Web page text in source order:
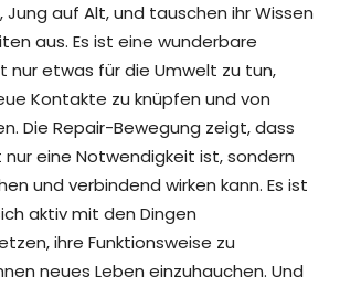
Jung auf Alt, und tauschen ihr Wissen
aus. Es ist eine wunderbare
nur etwas für die Umwelt zu tun,
Kontakte zu knüpfen und von
Die Repair-Bewegung zeigt, dass
nur eine Notwendigkeit ist, sondern
und verbindend wirken kann. Es ist
aktiv mit den Dingen
ihre Funktionsweise zu
neues Leben einzuhauchen. Und